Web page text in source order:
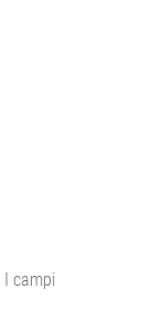
I campi